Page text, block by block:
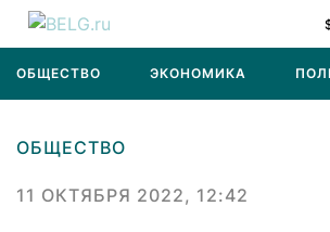
ОБЩЕСТВО ЭКОНОМИКА
ОБЩЕСТВО
11 ОКТЯБРЯ 2022, 12:42